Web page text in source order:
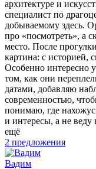
слоны и деревня, где
Природа очень
показывал проезжая
Останавливались что
плоды. Пили кофе в
плантациях тот
масса.
ещё
архитектуре и
специалист по
добываемому здесь.
про «посмотреть», а
место. После
картина: с
Особенно интересно
том, как они
датами, добавляю
современностью,
понимаю, где
и интересы, а не
ещё
2 предложения
Вадим